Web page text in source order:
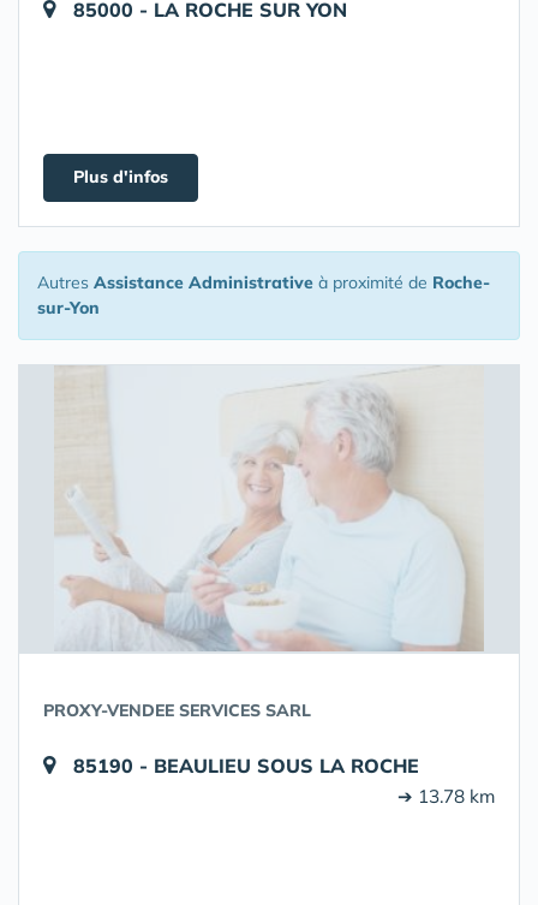
85000 - LA ROCHE SUR YON
Plus d'infos
Autres Assistance Administrative à proximité de Roche-
sur-Yon
PROXY-VENDEE SERVICES SARL
85190 - BEAULIEU SOUS LA ROCHE
➔ 13.78 km